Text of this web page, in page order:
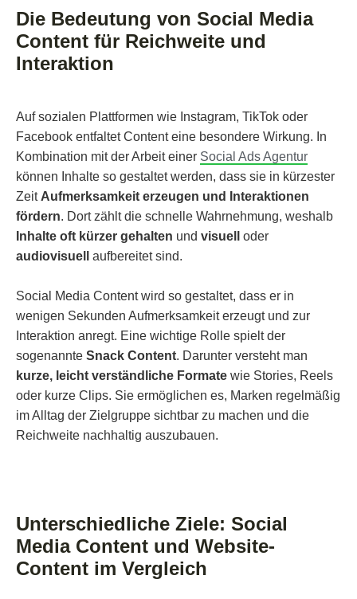
Die Bedeutung von Social Media
Content für Reichweite und
Interaktion
Auf sozialen Plattformen wie Instagram, TikTok oder
Facebook entfaltet Content eine besondere Wirkung. In
Kombination mit der Arbeit einer Social Ads Agentur
können Inhalte so gestaltet werden, dass sie in kürzester
Zeit Aufmerksamkeit erzeugen und Interaktionen
fördern. Dort zählt die schnelle Wahrnehmung, weshalb
Inhalte oft kürzer gehalten und visuell
oder
audiovisuell
aufbereitet sind.
Social Media Content wird so gestaltet, dass er in
wenigen Sekunden Aufmerksamkeit erzeugt und zur
Interaktion anregt. Eine wichtige Rolle spielt der
sogenannte Snack Content. Darunter versteht man
kurze, leicht verständliche Formate wie Stories, Reels
oder kurze Clips. Sie ermöglichen es, Marken regelmäßig
im Alltag der Zielgruppe sichtbar zu machen und die
Reichweite nachhaltig auszubauen.
Unterschiedliche Ziele: Social
Media Content und Website-
Content im Vergleich